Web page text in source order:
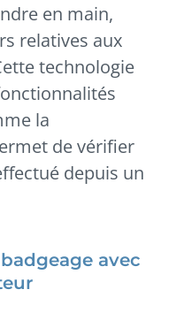
en main,
relatives aux
technologie
la
de vérifier
depuis un
avec